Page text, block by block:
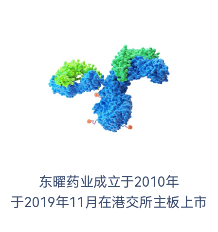
东曜药业成立于2010年
于2019年11月在港交所主板上市